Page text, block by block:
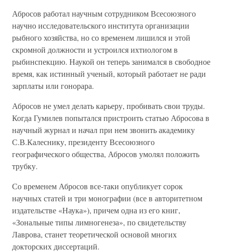
Абросов работал научным сотрудником Всесоюзного
научно исследовательского института организации
рыбного хозяйства, но со временем лишился и этой
скромной должности и устроился ихтиологом в
рыбинспекцию. Наукой он теперь занимался в свободное
время, как истинный ученый, который работает не ради
зарплаты или гонорара.
Абросов не умел делать карьеру, пробивать свои труды.
Когда Гумилев попытался пристроить статью Абросова в
научный журнал и начал при нем звонить академику
С.В.Калеснику, президенту Всесоюзного
географического общества, Абросов умолял положить
трубку.
Со временем Абросов все-таки опубликует сорок
научных статей и три монографии (все в авторитетном
издательстве «Наука»), причем одна из его книг,
«Зональные типы лимногенеза», по свидетельству
Лаврова, станет теоретической основой многих
докторских диссертаций.